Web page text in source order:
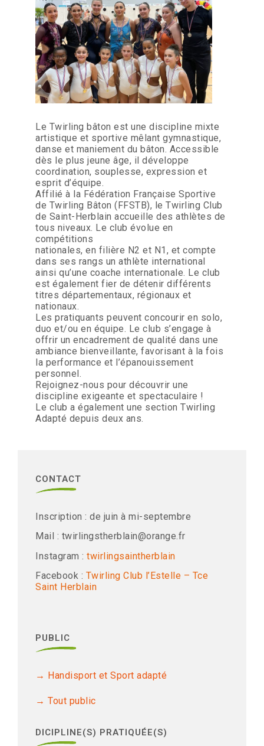
Le Twirling bâton est une discipline mixte
artistique et sportive mêlant gymnastique,
danse et maniement du bâton. Accessible
dès le plus jeune âge, il développe
coordination, souplesse, expression et
esprit d’équipe.
Affilié à la Fédération Française Sportive
de Twirling Bâton (FFSTB), le Twirling Club
de Saint-Herblain accueille des athlètes de
tous niveaux. Le club évolue en
compétitions
nationales, en filière N2 et N1, et compte
dans ses rangs un athlète international
ainsi qu’une coache internationale. Le club
est également fier de détenir différents
titres départementaux, régionaux et
nationaux.
Les pratiquants peuvent concourir en solo,
duo et/ou en équipe. Le club s’engage à
offrir un encadrement de qualité dans une
ambiance bienveillante, favorisant à la fois
la performance et l’épanouissement
personnel.
Rejoignez-nous pour découvrir une
discipline exigeante et spectaculaire !
Le club a également une section Twirling
Adapté depuis deux ans.
CONTACT
Inscription : de juin à mi-septembre
Mail : twirlingstherblain@orange.fr
Instagram : twirlingsaintherblain
Facebook : Twirling Club l’Estelle – Tce
Saint Herblain
PUBLIC
Handisport et Sport adapté
Tout public
DICIPLINE(S) PRATIQUÉE(S)